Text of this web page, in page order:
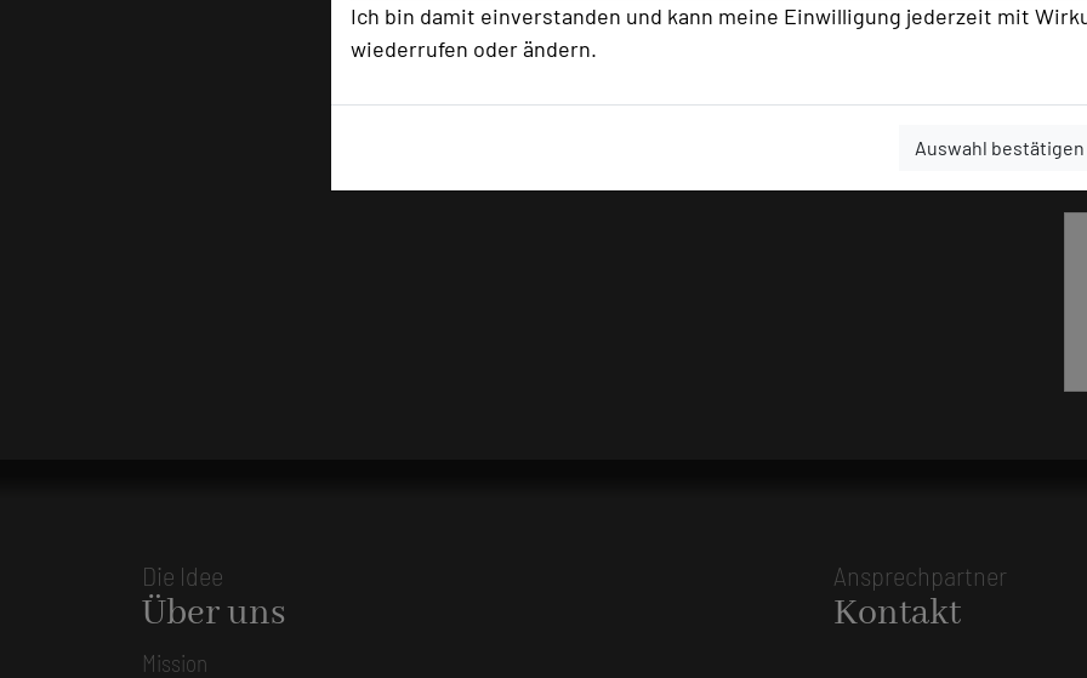
Ich bin damit einverstanden und kann meine Einwilligung jederzeit mit
wiederrufen oder ändern.
Auswahl bestätigen
Die Idee
Über uns
Mission
Ansprechpartner
Kontakt